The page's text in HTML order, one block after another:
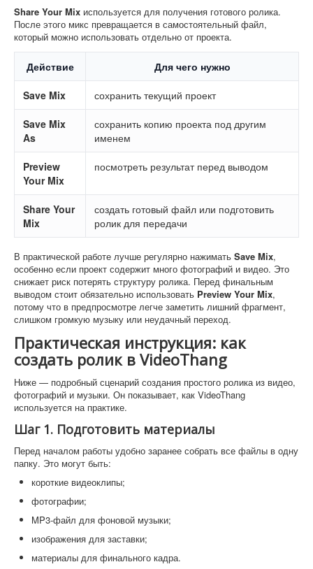
Share Your Mix используется для получения готового ролика.
После этого микс превращается в самостоятельный файл,
который можно использовать отдельно от проекта.
Действие Для чего нужно
Save Mix сохранить текущий проект
Save Mix
As
сохранить копию проекта под другим
именем
Preview
Your Mix
посмотреть результат перед выводом
Share Your
Mix
создать готовый файл или подготовить
ролик для передачи
В практической работе лучше регулярно нажимать Save Mix,
особенно если проект содержит много фотографий и видео. Это
снижает риск потерять структуру ролика. Перед финальным
выводом стоит обязательно использовать Preview Your Mix,
потому что в предпросмотре легче заметить лишний фрагмент,
слишком громкую музыку или неудачный переход.
Практическая инструкция: как
создать ролик в VideoThang
Ниже — подробный сценарий создания простого ролика из видео,
фотографий и музыки. Он показывает, как VideoThang
используется на практике.
Шаг 1. Подготовить материалы
Перед началом работы удобно заранее собрать все файлы в одну
папку. Это могут быть:
короткие видеоклипы;
фотографии;
MP3-файл для фоновой музыки;
изображения для заставки;
материалы для финального кадра.